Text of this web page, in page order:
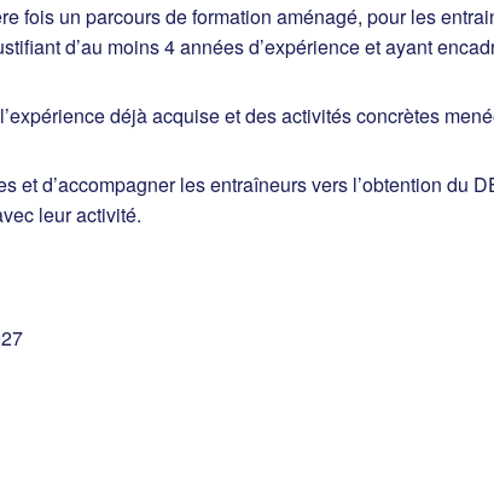
fois un parcours de formation aménagé, pour les
d’au moins 4 années d’expérience et ayant
déjà acquise et des activités concrètes
et d’accompagner les entraîneurs vers l’obtention du
leur activité.